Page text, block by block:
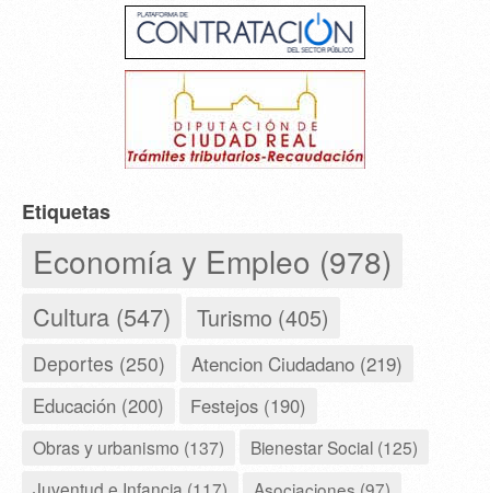
Etiquetas
Economía y Empleo (978)
Cultura (547) Turismo (405)
Deportes (250) Atencion Ciudadano (219)
Educación (200) Festejos (190)
Obras y urbanismo (137)
Bienestar Social (125)